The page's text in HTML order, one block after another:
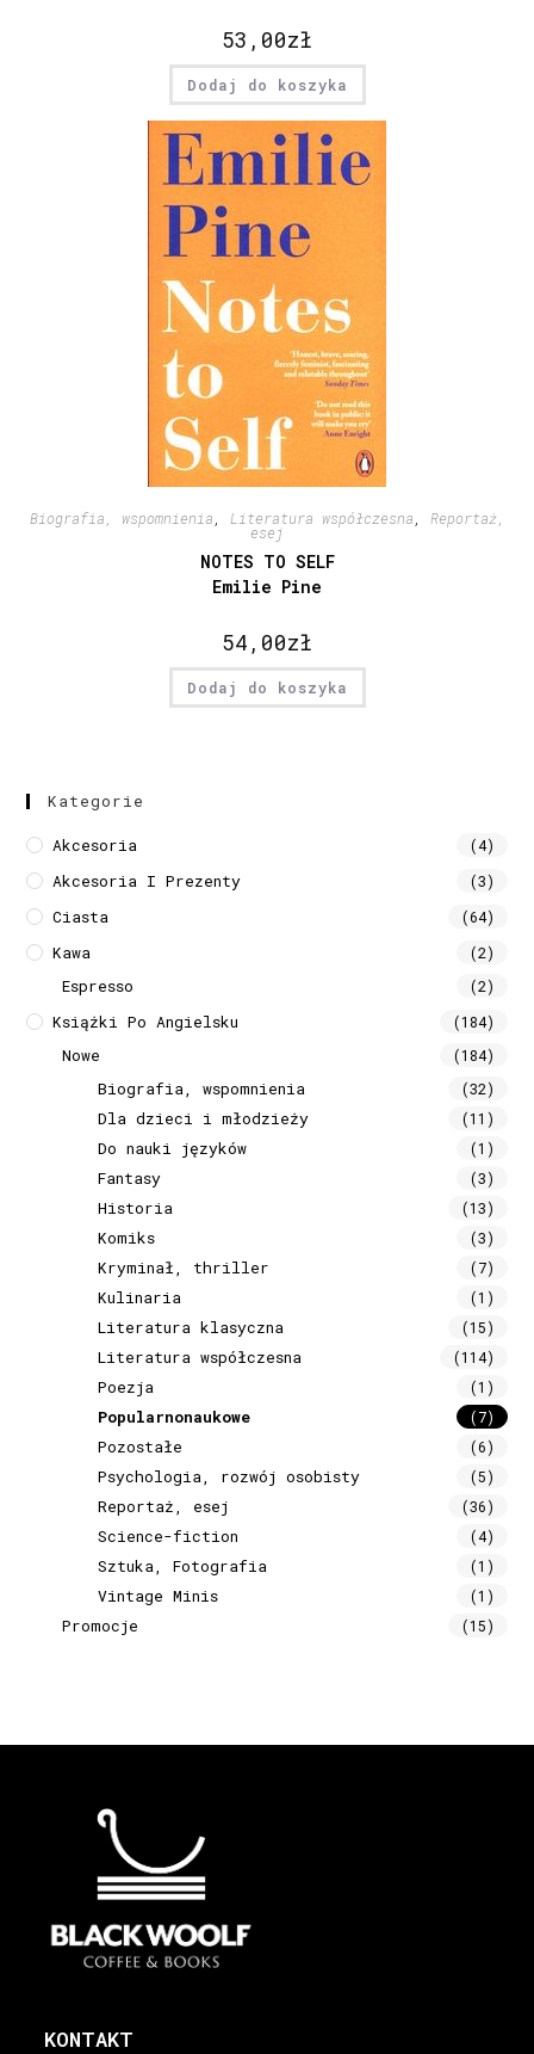
53,00zł
Dodaj do koszyka
Biografia, wspomnienia Literatura współczesna Reportaż,
esej
NOTES TO SELF
Emilie Pine
54,00zł
Dodaj do koszyka
Kategorie
Akcesoria (4)
Akcesoria I Prezenty (3)
Ciasta (64)
Kawa (2)
Espresso (2)
Książki Po Angielsku (184)
Nowe (184)
Biografia, wspomnienia (32)
Dla dzieci i młodzieży (11)
Do nauki języków (1)
Fantasy (3)
Historia (13)
Komiks (3)
Kryminał, thriller (7)
Kulinaria (1)
Literatura klasyczna (15)
Literatura współczesna (114)
Poezja (1)
Popularnonaukowe (7)
Pozostałe (6)
Psychologia, rozwój osobisty (5)
Reportaż, esej (36)
Science-fiction (4)
Sztuka, Fotografia (1)
Vintage Minis (1)
Promocje (15)
KONTAKT